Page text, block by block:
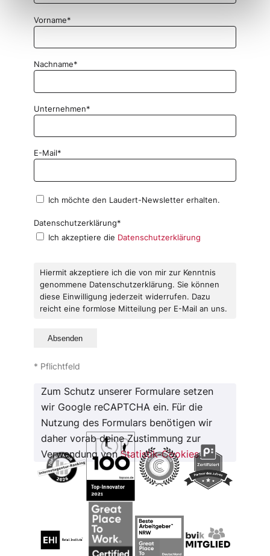
Vorname*
Nachname*
Unternehmen*
E-Mail*
Ich möchte den Laudert-Newsletter erhalten.
Datenschutzerklärung*
Ich akzeptiere die Datenschutzerklärung
Hiermit akzeptiere ich die von mir zur Kenntnis
genommene Datenschutzerklärung. Sie können
diese Einwilligung jederzeit widerrufen. Dazu
reicht eine formlose Mitteilung per E-Mail an uns.
* Pflichtfeld
Zum Schutz unserer Formulare setzen
wir Google reCAPTCHA ein. Für die
Nutzung des Formulars benötigen wir
daher vorab deine Zustimmung zur
Verwendung vonStatistik-Cookies.